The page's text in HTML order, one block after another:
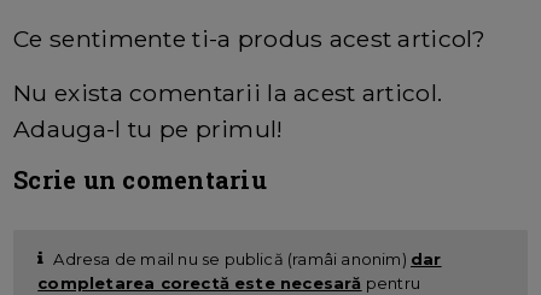
Ce sentimente ti-a produs acest articol?
Nu exista comentarii la acest articol.
Adauga-l tu pe primul!
Scrie un comentariu
Adresa de mail nu se publică (ramâi anonim) dar
completarea corectă este necesară pentru